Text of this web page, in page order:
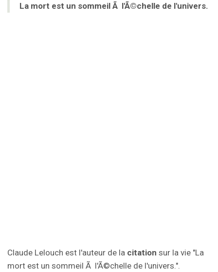
La mort est un sommeil Ã l'Ã©chelle de l'univers.
Claude Lelouch est l'auteur de la citation sur la vie "La
mort est un sommeil Ã l'Ã©chelle de l'univers.".